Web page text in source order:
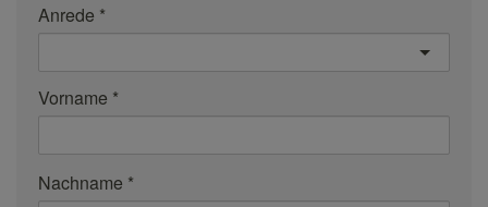
Anrede
Vorname
Nachname